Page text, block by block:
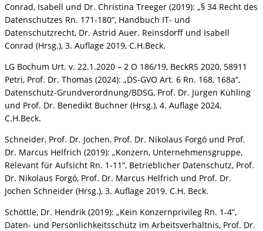
Conrad, Isabell und Dr. Christina Treeger (2019): „§ 34 Recht des
Datenschutzes Rn. 171-180“, Handbuch IT- und
Datenschutzrecht, Dr. Astrid Auer. Reinsdorff und Isabell
Conrad (Hrsg.), 3. Auflage 2019, C.H.Beck.
LG Bochum Urt. v. 22.1.2020 – 2 O 186/19, BeckRS 2020, 58911
Petri, Prof. Dr. Thomas (2024): „DS-GVO Art. 6 Rn. 168, 168a“,
Datenschutz-Grundverordnung/BDSG, Prof. Dr. Jürgen Kühling
und Prof. Dr. Benedikt Buchner (Hrsg.), 4. Auflage 2024,
C.H.Beck.
Schneider, Prof. Dr. Jochen, Prof. Dr. Nikolaus Forgó und Prof.
Dr. Marcus Helfrich (2019): „Konzern, Unternehmensgruppe,
Relevant für Aufsicht Rn. 1-11“, Betrieblicher Datenschutz, Prof.
Dr. Nikolaus Forgó, Prof. Dr. Marcus Helfrich und Prof. Dr.
Jochen Schneider (Hrsg.), 3. Auflage 2019. C.H. Beck.
Schöttle, Dr. Hendrik (2019): „Kein Konzernprivileg Rn. 1-4“,
Daten- und Persönlichkeitsschutz im Arbeitsverhältnis, Prof. Dr.